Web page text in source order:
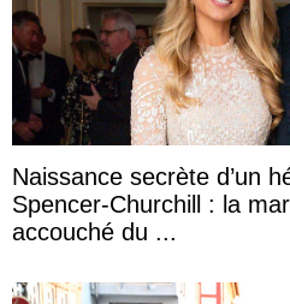
Naissance secrète d’un
Spencer-Churchill : la
accouché du ...